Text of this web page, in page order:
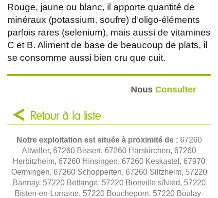
Rouge, jaune ou blanc, il apporte quantité de
minéraux (potassium, soufre) d’oligo-éléments
parfois rares (selenium), mais aussi de vitamines
C et B. Aliment de base de beaucoup de plats, il
se consomme aussi bien cru que cuit.
Nous Consulter
Retour à la liste
Notre exploitation est située à proximité de : 67260
Altwiller, 67260 Bissert, 67260 Harskirchen, 67260
Herbitzheim, 67260 Hinsingen, 67260 Keskastel, 67970
Oermingen, 67260 Schopperten, 67260 Siltzheim, 57220
Bannay, 57220 Bettange, 57220 Bionville s/Nied, 57220
Bisten-en-Lorraine, 57220 Boucheporn, 57220 Boulay-